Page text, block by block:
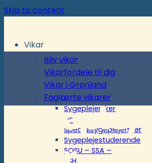
Skip to content
Vikar
Bliv vikar
Vikarfordele til dig
Vikar i Grønland
Faglærte vikarer
Sygeplejersker
og
specialsygeplejersker
Sygeplejestuderende
SOSU – SSA –
SSH
eller